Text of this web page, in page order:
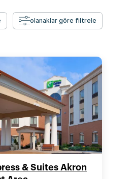
olanaklar göre filtrele
& Suites Akron